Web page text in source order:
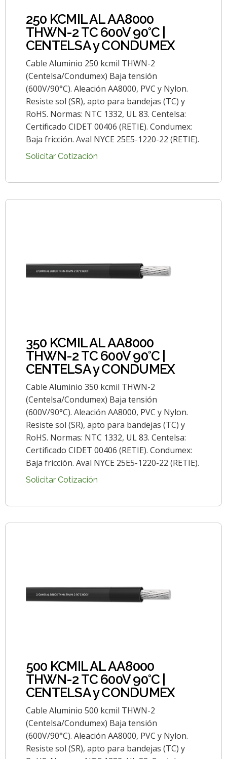
250 KCMIL AL AA8000
THWN-2 TC 600V 90°C |
CENTELSA y CONDUMEX
Cable Aluminio 250 kcmil THWN-2
(Centelsa/Condumex) Baja tensión
(600V/90°C). Aleación AA8000, PVC y Nylon.
Resiste sol (SR), apto para bandejas (TC) y
RoHS. Normas: NTC 1332, UL 83. Centelsa:
Certificado CIDET 00406 (RETIE). Condumex:
Baja fricción. Aval NYCE 25E5-1220-22 (RETIE).
Solicitar Cotización
350 KCMIL AL AA8000
THWN-2 TC 600V 90°C |
CENTELSA y CONDUMEX
Cable Aluminio 350 kcmil THWN-2
(Centelsa/Condumex) Baja tensión
(600V/90°C). Aleación AA8000, PVC y Nylon.
Resiste sol (SR), apto para bandejas (TC) y
RoHS. Normas: NTC 1332, UL 83. Centelsa:
Certificado CIDET 00406 (RETIE). Condumex:
Baja fricción. Aval NYCE 25E5-1220-22 (RETIE).
Solicitar Cotización
500 KCMIL AL AA8000
THWN-2 TC 600V 90°C |
CENTELSA y CONDUMEX
Cable Aluminio 500 kcmil THWN-2
(Centelsa/Condumex) Baja tensión
(600V/90°C). Aleación AA8000, PVC y Nylon.
Resiste sol (SR), apto para bandejas (TC) y